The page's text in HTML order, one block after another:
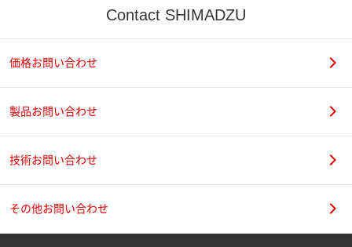
Contact SHIMADZU
価格お問い合わせ
製品お問い合わせ
技術お問い合わせ
その他お問い合わせ